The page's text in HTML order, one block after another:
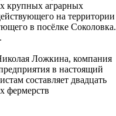
крупных аграрных
на территории
в посёлке Соколовка.
Ложкина, компания
в настоящий
составляет двадцать
фермерств